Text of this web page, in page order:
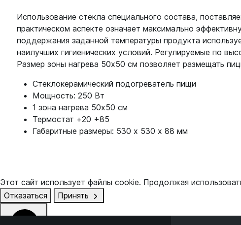
Использование стекла специального состава,
практическом аспекте означает максимально
поддержания заданной температуры продукта
наилучших гигиенических условий. Регулируемые по
Размер зоны нагрева 50х50 см позволяет размещать
Стеклокерамический подогреватель пищи
Мощность: 250 Вт
1 зона нагрева 50х50 см
Термостат +20 +85
Габаритные размеры: 530 х 530 х 88 мм
Этот сайт использует файлы cookie. Продолжая
Отказаться
Принять